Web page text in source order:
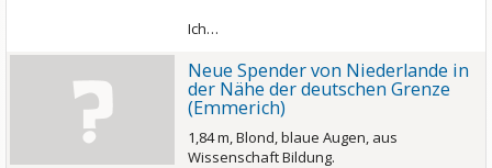
Ich…
Neue Spender von Niederlande in
der Nähe der deutschen Grenze
(Emmerich)
1,84 m, Blond, blaue Augen, aus
Wissenschaft Bildung.